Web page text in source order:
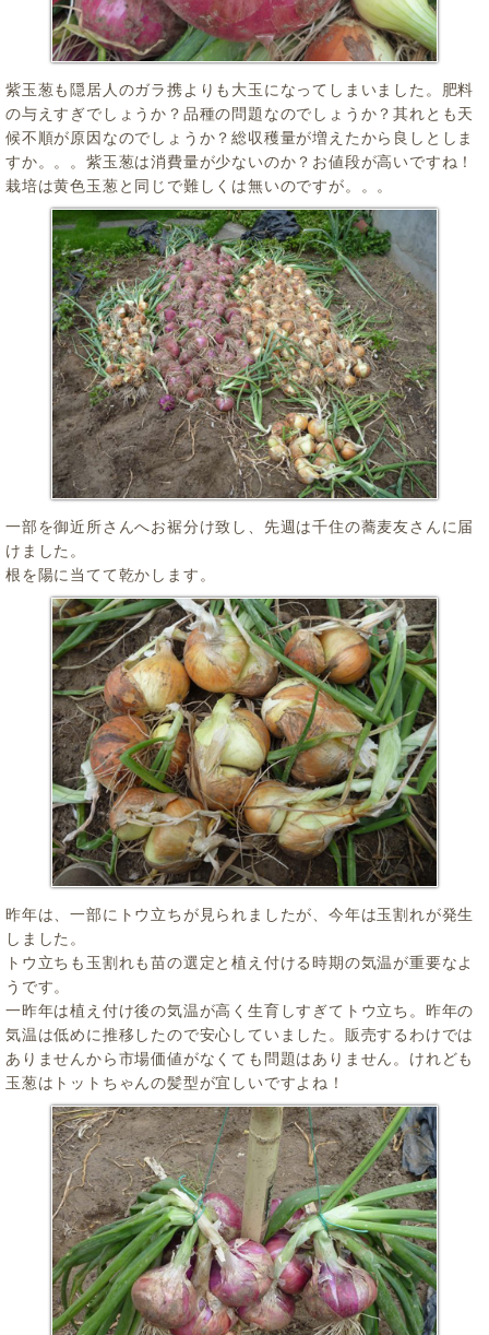
紫玉葱も隠居人のガラ携よりも大玉になってしまいました。肥料
の与えすぎでしょうか？品種の問題なのでしょうか？其れとも天
候不順が原因なのでしょうか？総収穫量が増えたから良しとしま
すか。。。紫玉葱は消費量が少ないのか？お値段が高いですね！
栽培は黄色玉葱と同じで難しくは無いのですが。。。
一部を御近所さんへお裾分け致し、先週は千住の蕎麦友さんに届
けました。
根を陽に当てて乾かします。
昨年は、一部にトウ立ちが見られましたが、今年は玉割れが発生
しました。
トウ立ちも玉割れも苗の選定と植え付ける時期の気温が重要なよ
うです。
一昨年は植え付け後の気温が高く生育しすぎてトウ立ち。昨年の
気温は低めに推移したので安心していました。販売するわけでは
ありませんから市場価値がなくても問題はありません。けれども
玉葱はトットちゃんの髪型が宜しいですよね！